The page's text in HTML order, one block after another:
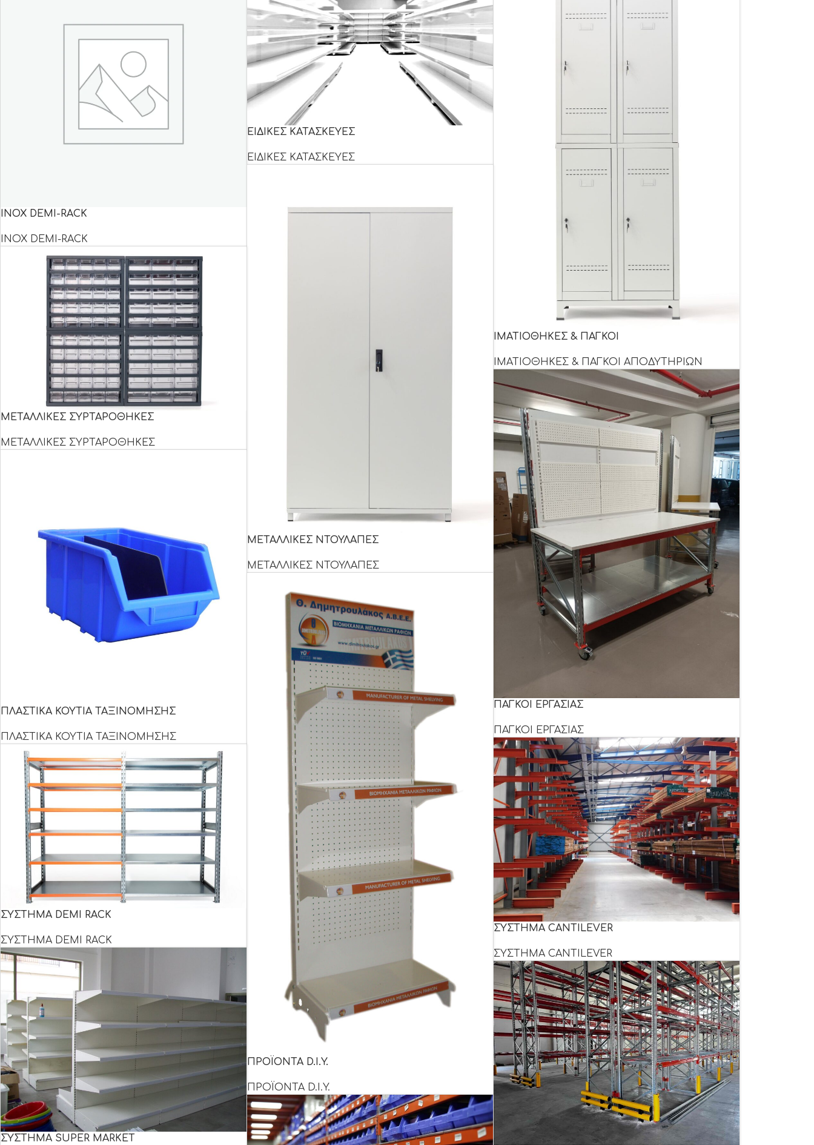
INOX DEMI-RACK
INOX DEMI-RACK
ΕΙΔΙΚΕΣ ΚΑΤΑΣΚΕΥΕΣ
ΕΙΔΙΚΕΣ ΚΑΤΑΣΚΕΥΕΣ
ΙΜΑΤΙΟΘΗΚΕΣ & ΠΑΓΚΟΙ
ΙΜΑΤΙΟΘΗΚΕΣ & ΠΑΓΚΟΙ ΑΠΟΔΥΤΗΡΙΩΝ
ΜΕΤΑΛΛΙΚΕΣ ΝΤΟΥΛΑΠΕΣ
ΜΕΤΑΛΛΙΚΕΣ ΝΤΟΥΛΑΠΕΣ
ΜΕΤΑΛΛΙΚΕΣ ΣΥΡΤΑΡΟΘΗΚΕΣ
ΜΕΤΑΛΛΙΚΕΣ ΣΥΡΤΑΡΟΘΗΚΕΣ
ΠΑΓΚΟΙ ΕΡΓΑΣΙΑΣ
ΠΑΓΚΟΙ ΕΡΓΑΣΙΑΣ
ΠΛΑΣΤΙΚΑ ΚΟΥΤΙΑ ΤΑΞΙΝΟΜΗΣΗΣ
ΠΛΑΣΤΙΚΑ ΚΟΥΤΙΑ ΤΑΞΙΝΟΜΗΣΗΣ
ΠΡΟΪΟΝΤΑ D.I.Y.
ΠΡΟΪΟΝΤΑ D.I.Y.
ΣΥΣΤΗΜΑ CANTILEVER
ΣΥΣΤΗΜΑ CANTILEVER
ΣΥΣΤΗΜΑ DEMI RACK
ΣΥΣΤΗΜΑ DEMI RACK
ΣΥΣΤΗΜΑ SUPER MARKET